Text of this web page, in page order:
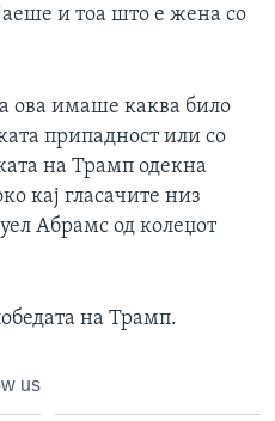
и тоа што е жена со
ова имаше каква било
припадност или со
на Трамп одекна
кај гласачите низ
Абрамс од колеџот
на Трамп.
us